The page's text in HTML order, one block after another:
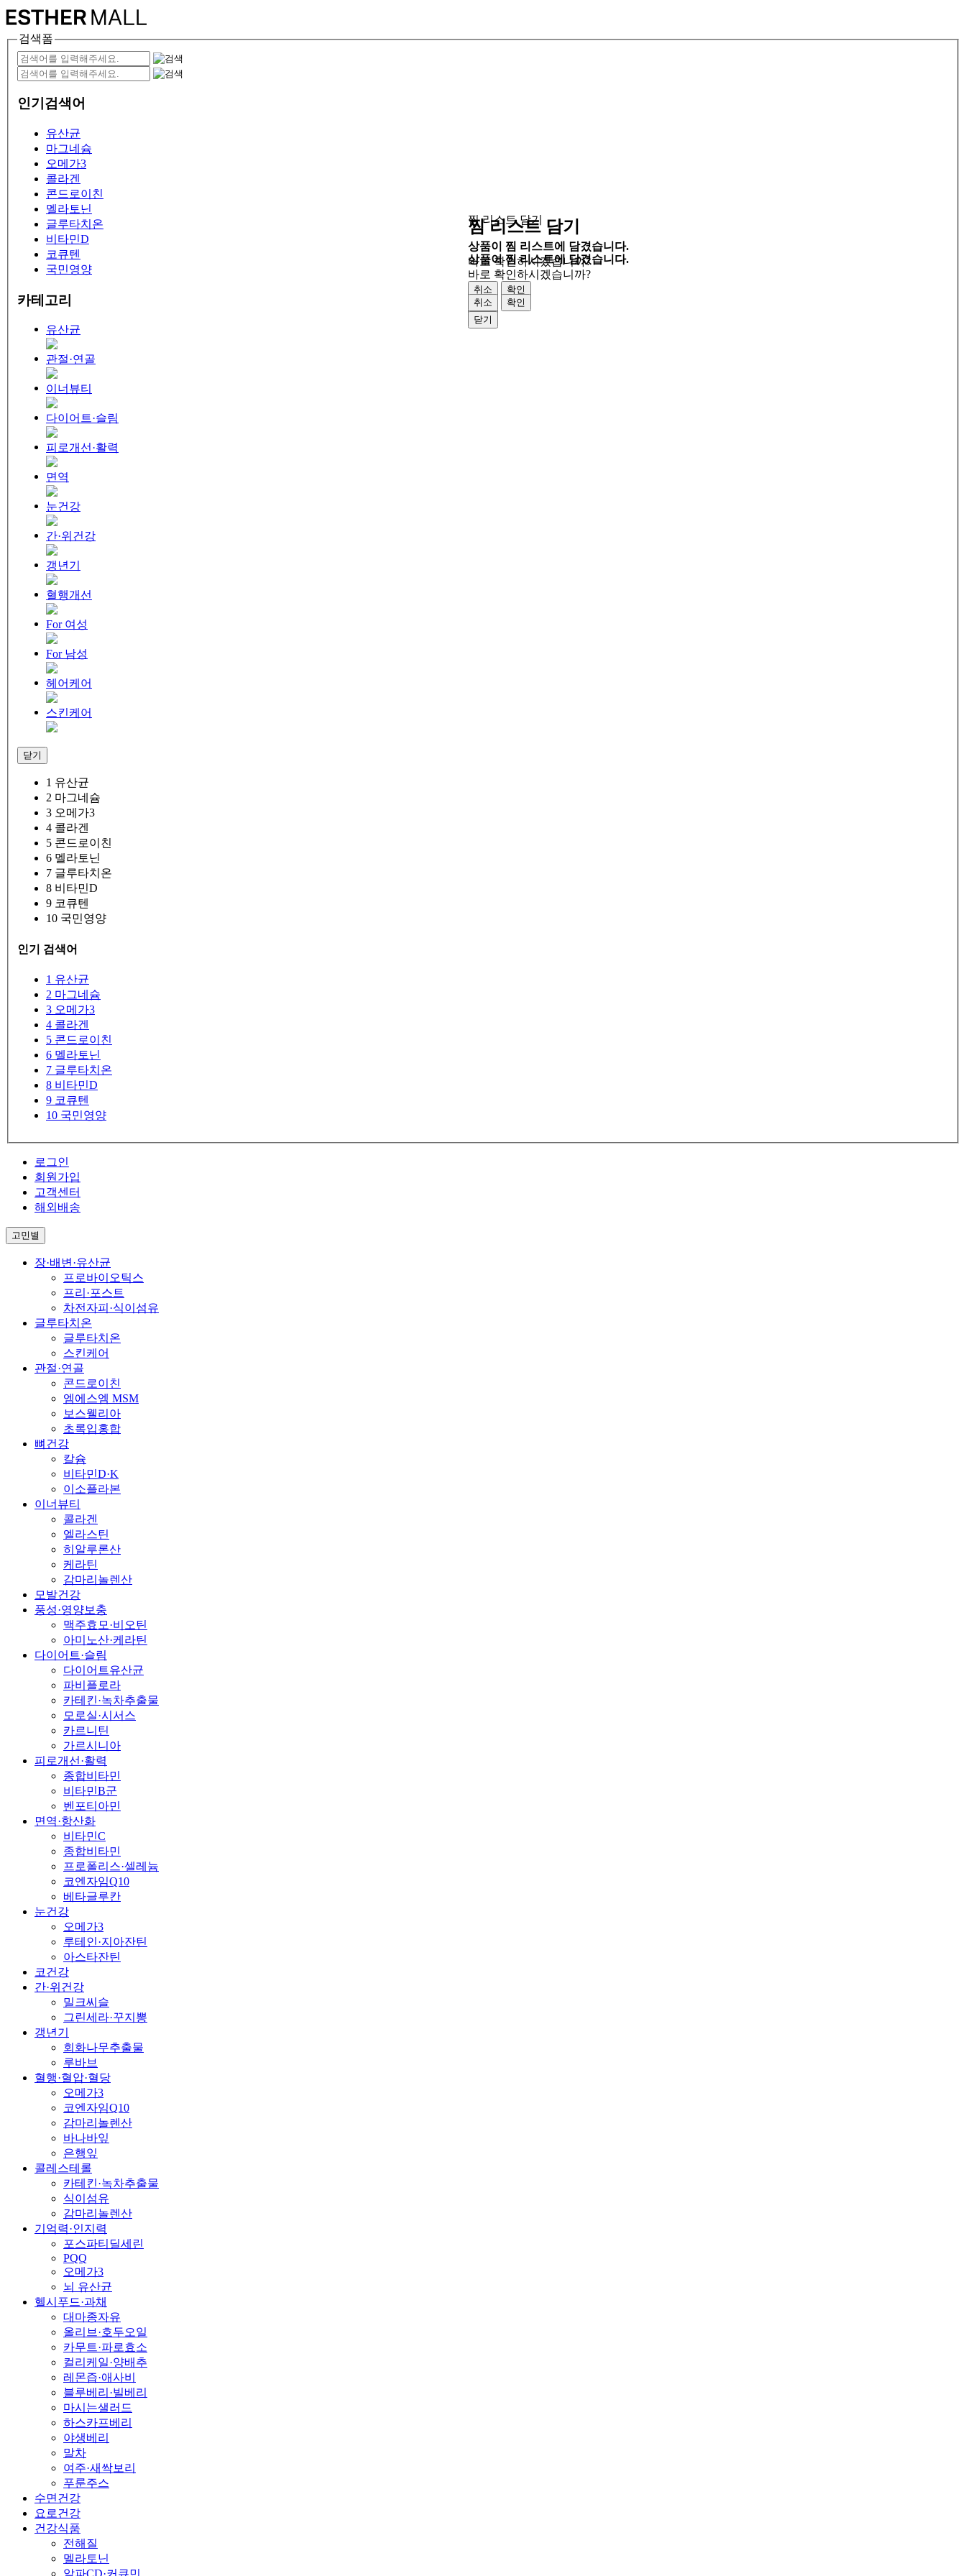
검색폼
인기검색어
유산균
마그네슘
오메가3
콜라겐
콘드로이친
멜라토닌
글루타치온
비타민D
코큐텐
국민영양
카테고리
유산균
관절·연골
이너뷰티
다이어트·슬림
피로개선·활력
면역
눈건강
간·위건강
갱년기
혈행개선
For 여성
For 남성
헤어케어
스킨케어
닫기
1 유산균
2 마그네슘
3 오메가3
4 콜라겐
5 콘드로이친
6 멜라토닌
7 글루타치온
8 비타민D
9 코큐텐
10 국민영양
인기 검색어
1 유산균
2 마그네슘
3 오메가3
4 콜라겐
5 콘드로이친
6 멜라토닌
7 글루타치온
8 비타민D
9 코큐텐
10 국민영양
로그인
회원가입
고객센터
해외배송
고민별
장·배변·유산균
프로바이오틱스
프리·포스트
차전자피·식이섬유
글루타치온
글루타치온
스킨케어
관절·연골
콘드로이친
엠에스엠 MSM
보스웰리아
초록입홍합
뼈건강
칼슘
비타민D·K
이소플라본
이너뷰티
콜라겐
엘라스틴
히알루론산
케라틴
감마리놀렌산
모발건강
풍성·영양보충
맥주효모·비오틴
아미노산·케라틴
다이어트·슬림
다이어트유산균
파비플로라
카테킨·녹차추출물
모로실·시서스
카르니틴
가르시니아
피로개선·활력
종합비타민
비타민B군
벤포티아민
면역·항산화
비타민C
종합비타민
프로폴리스·셀레늄
코엔자임Q10
베타글루칸
눈건강
오메가3
루테인·지아잔틴
아스타잔틴
코건강
간·위건강
밀크씨슬
그린세라·꾸지뽕
갱년기
회화나무추출물
루바브
혈행·혈압·혈당
오메가3
코엔자임Q10
감마리놀렌산
바나바잎
은행잎
콜레스테롤
카테킨·녹차추출물
식이섬유
감마리놀렌산
기억력·인지력
포스파티딜세린
PQQ
오메가3
뇌 유산균
헬시푸드·과채
대마종자유
올리브·호두오일
카무트·파로효소
컬리케일·양배추
레몬즙·애사비
블루베리·빌베리
마시는샐러드
하스카프베리
야생베리
말차
여주·새싹보리
푸룬주스
수면건강
요로건강
건강식품
전해질
멜라토닌
알파CD·커큐민
찜 리스트 담기
상품이 찜 리스트에 담겼습니다.
바로 확인하시겠습니까?
취소
확인
닫기
찜 리스트 담기
상품이 찜 리스트에 담겼습니다.
바로 확인하시겠습니까?
취소
확인
닫기